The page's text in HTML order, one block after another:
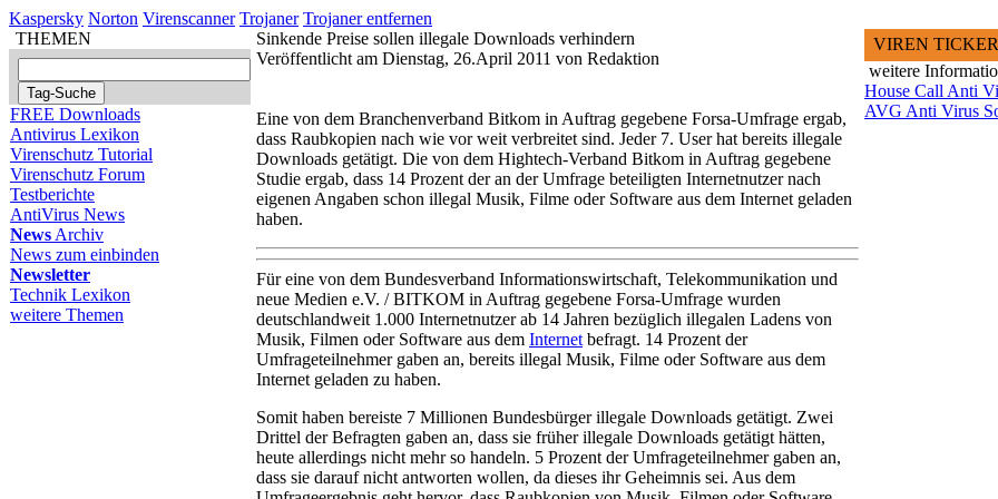
Kaspersky Norton Virenscanner Trojaner Trojaner entfernen
THEMEN
FREE Downloads
Antivirus Lexikon
Virenschutz Tutorial
Virenschutz Forum
Testberichte
AntiVirus News
News Archiv
News zum einbinden
Newsletter
Technik Lexikon
weitere Themen
Sinkende Preise sollen illegale Downloads verhindern
Veröffentlicht am Dienstag, 26.April 2011 von Redaktion
Eine von dem Branchenverband Bitkom in Auftrag gegebene Forsa-Umfrage ergab,
dass Raubkopien nach wie vor weit verbreitet sind. Jeder 7. User hat bereits illegale
Downloads getätigt. Die von dem Hightech-Verband Bitkom in Auftrag gegebene
Studie ergab, dass 14 Prozent der an der Umfrage beteiligten Internetnutzer nach
eigenen Angaben schon illegal Musik, Filme oder Software aus dem Internet geladen
haben.
Für eine von dem Bundesverband Informationswirtschaft, Telekommunikation und
neue Medien e.V. / BITKOM in Auftrag gegebene Forsa-Umfrage wurden
deutschlandweit 1.000 Internetnutzer ab 14 Jahren bezüglich illegalen Ladens von
Musik, Filmen oder Software aus dem Internet befragt. 14 Prozent der
Umfrageteilnehmer gaben an, bereits illegal Musik, Filme oder Software aus dem
Internet geladen zu haben.
Somit haben bereiste 7 Millionen Bundesbürger illegale Downloads getätigt. Zwei
Drittel der Befragten gaben an, dass sie früher illegale Downloads getätigt hätten,
heute allerdings nicht mehr so handeln. 5 Prozent der Umfrageteilnehmer gaben an,
dass sie darauf nicht antworten wollen, da dieses ihr Geheimnis sei. Aus dem
VIREN TICKER
weitere
House Call Anti
AVG Anti Virus